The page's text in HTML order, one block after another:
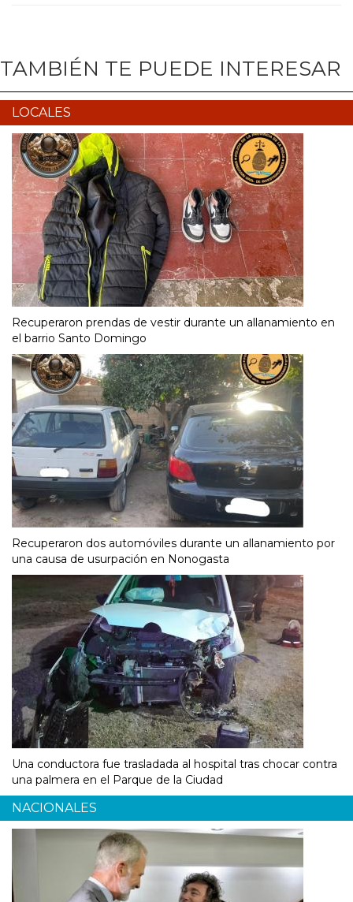
TAMBIÉN TE PUEDE INTERESAR
LOCALES
Recuperaron prendas de vestir durante un allanamiento en
el barrio Santo Domingo
Recuperaron dos automóviles durante un allanamiento por
una causa de usurpación en Nonogasta
Una conductora fue trasladada al hospital tras chocar contra
una palmera en el Parque de la Ciudad
NACIONALES